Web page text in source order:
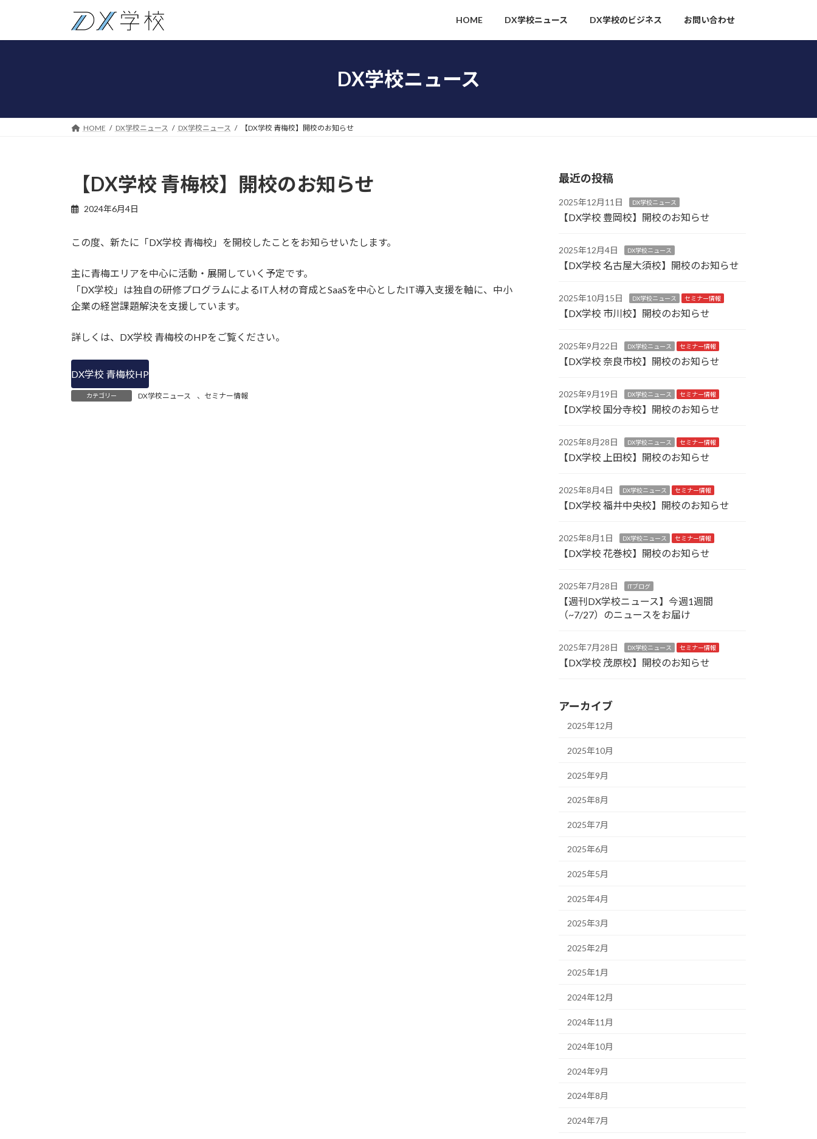
HOME DX学校ニュース DX学校のビジネス お問い合わせ
DX学校ニュース
HOME DX学校ニュース DX学校ニュース 【DX学校 青梅校】開校のお知らせ
【DX学校 青梅校】開校のお知らせ
2024年6月4日
この度、新たに「DX学校 青梅校」を開校したことをお知らせいたします。
主に青梅エリアを中心に活動・展開していく予定です。
「DX学校」は独自の研修プログラムによるIT人材の育成とSaaSを中心としたIT導入支援を軸に、中小
企業の経営課題解決を支援しています。
詳しくは、DX学校 青梅校のHPをご覧ください。
DX学校 青梅校HP
カテゴリー DX学校ニュース 、 セミナー情報
最近の投稿
2025年12月11日 DX学校ニュース
【DX学校 豊岡校】開校のお知らせ
2025年12月4日 DX学校ニュース
【DX学校 名古屋大須校】開校のお知らせ
2025年10月15日 DX学校ニュース セミナー情報
【DX学校 市川校】開校のお知らせ
2025年9月22日 DX学校ニュース セミナー情報
【DX学校 奈良市校】開校のお知らせ
2025年9月19日 DX学校ニュース セミナー情報
【DX学校 国分寺校】開校のお知らせ
2025年8月28日 DX学校ニュース セミナー情報
【DX学校 上田校】開校のお知らせ
2025年8月4日 DX学校ニュース セミナー情報
【DX学校 福井中央校】開校のお知らせ
2025年8月1日 DX学校ニュース セミナー情報
【DX学校 花巻校】開校のお知らせ
2025年7月28日 ITブログ
【週刊DX学校ニュース】今週1週間
（~7/27）のニュースをお届け
2025年7月28日 DX学校ニュース セミナー情報
【DX学校 茂原校】開校のお知らせ
アーカイブ
2025年12月
2025年10月
2025年9月
2025年8月
2025年7月
2025年6月
2025年5月
2025年4月
2025年3月
2025年2月
2025年1月
2024年12月
2024年11月
2024年10月
2024年9月
2024年8月
2024年7月